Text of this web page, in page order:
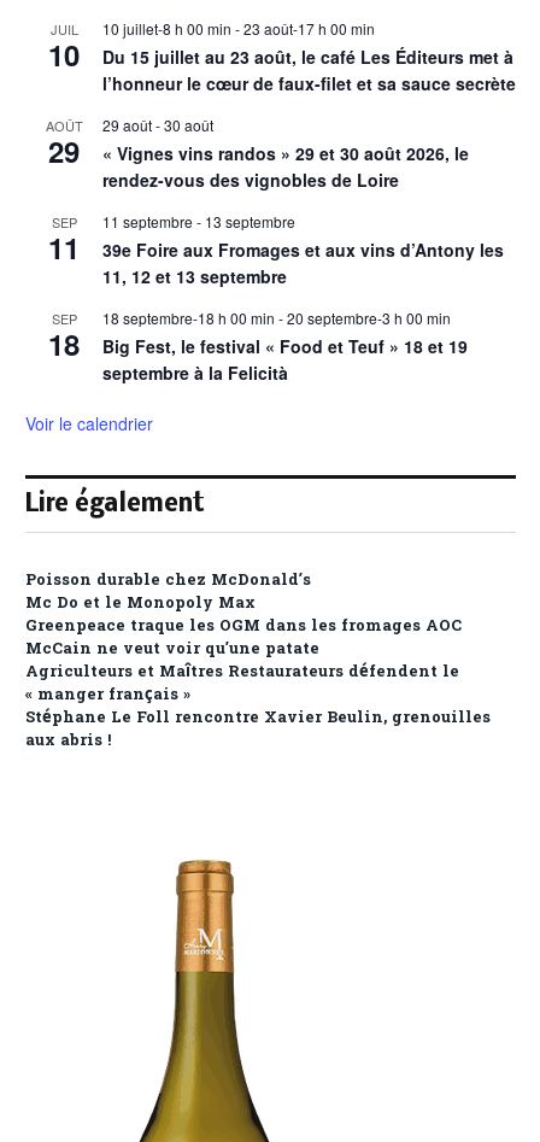
JUIL
10
10 juillet-8 h 00 min -23 août-17 h 00 min
Du 15 juillet au 23 août, le café Les Éditeurs met à
l’honneur le cœur de faux-filet et sa sauce secrète
AOÛT
29
29 août-30 août
« Vignes vins randos » 29 et 30 août 2026, le
rendez-vous des vignobles de Loire
SEP
11
11 septembre - 13 septembre
39e Foire aux Fromages et aux vins d’Antony les
11, 12 et 13 septembre
SEP
18
18 septembre-18 h 00 min -20 septembre-3 h 00 min
Big Fest, le festival « Food et Teuf » 18 et 19
septembre à la Felicità
Voir le calendrier
Lire également
Poisson durable chez McDonald’s
Mc Do et le Monopoly Max
Greenpeace traque les OGM dans les fromages AOC
McCain ne veut voir qu’une patate
Agriculteurs et Maîtres Restaurateurs défendent le
« manger français »
Stéphane Le Foll rencontre Xavier Beulin, grenouilles
aux abris !